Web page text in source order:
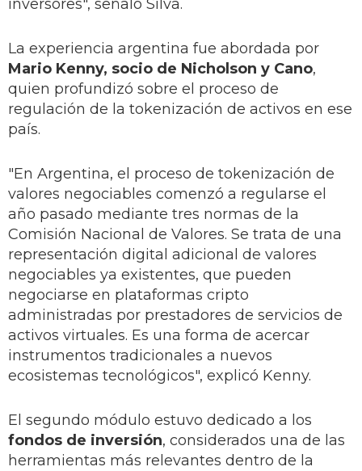
inversores", señaló Silva.
La experiencia argentina fue abordada por
Mario Kenny, socio de Nicholson y Cano,
quien profundizó sobre el proceso de
regulación de la tokenización de activos en ese
país.
"En Argentina, el proceso de tokenización de
valores negociables comenzó a regularse el
año pasado mediante tres normas de la
Comisión Nacional de Valores. Se trata de una
representación digital adicional de valores
negociables ya existentes, que pueden
negociarse en plataformas cripto
administradas por prestadores de servicios de
activos virtuales. Es una forma de acercar
instrumentos tradicionales a nuevos
ecosistemas tecnológicos", explicó Kenny.
El segundo módulo estuvo dedicado a los
fondos de inversión, considerados una de las
herramientas más relevantes dentro de la